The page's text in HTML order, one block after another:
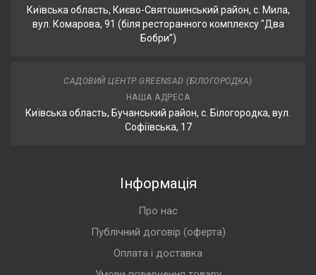
Київська область, Києво-Святошинський район, с. Мила,
вул. Комарова, 91 (біля ресторанного комплексу "Два
Бобри”)
САДОВИЙ ЦЕНТР GREENSAD (БІЛОГОРОДКА)
НАША АДРЕСА
Київська область, Бучанський район, с. Білогородка, вул.
Софіївська, 17
Інформація
Про нас
Публічний договір (оферта)
Оплата і доставка